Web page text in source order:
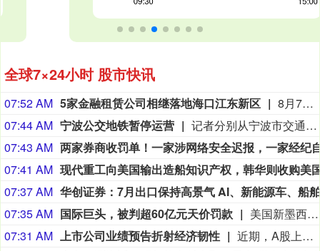
全球7×24小时 股市快讯
07:52 AM 5家金融租赁公司相继落地海口江东新区
8月7日，中信金融租赁有限公司（以下简称中信金租）在海口江东新区完成管理型项目公司——信银租赁（海南）有限公司的注册设立。这是落地江东新区的第五家金融租赁管理型项目公司，标志着融资租赁产业的集聚效应正加速形成。（海南日报）
07:44 AM 宁波公交地铁暂停运营
记者分别从宁波市交通运输局和宁波市轨道交通集团有限公司获悉，受第13号台风“白海豚”影响，自8月9日起，宁波市公交集团、城乡公交、东方巴士、公运公交的公交线路和宁波地铁全线网暂停运营，后续恢复运营时间视台风动态和影响情况确定。（央广网）
07:43 AM
07:41 AM
07:37 AM
07:35 AM 国际巨头，被判超60亿元天价罚款
美国新墨西哥州一家法院6日作出裁决，认定美国“元”公司的社交媒体产品构成“公共危害”，应向该州“青少年心理健康基金”支付5.67亿美元罚款，并对旗下社交媒体平台采取整改措施。加上此前判决的3.75亿美元罚款，本案赔偿总额高达9.42亿美元（约合63.5亿元人民币）。新墨西哥州总检察长托雷斯指控美国“元”公司的社交媒体产品在诱导年轻用户上瘾和保护儿童免受性剥削方面存在问题。裁决认为，社交媒体产品对儿童造成的危害并非仅限于平台内部，而是延伸至整个互联网，甚至是现实世界，给受影响的儿童和家庭、学校、医院和执法机构带来广泛的社会负担与伤害。（央视财经）
07:31 AM
上市公司业绩预告折射经济韧性
近期，A股上市公司上半年业绩预告密集披露，为观察中国经济提供了重要窗口。业绩预告显示，预披露上市公司总体经营稳健，在培育新质生产力、积蓄发展新动能方面取得积极成效，彰显了中国经济的韧性与活力。（经济日报）